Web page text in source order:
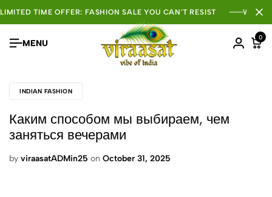
LIMITED TIME OFFER: FASHION SALE YOU CAN'T RESIST
MENU
0
INDIAN FASHION
Каким способом мы выбираем, чем
заняться вечерами
by viraasatADMin25 on October 31, 2025